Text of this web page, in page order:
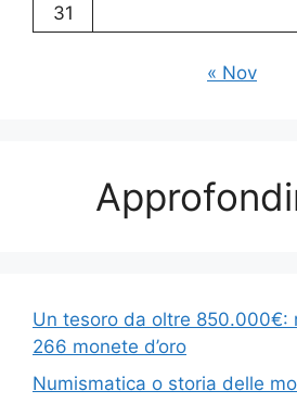
31
« Nov
Un tesoro da oltre 850.000€:
266 monete d’oro
Numismatica o storia delle